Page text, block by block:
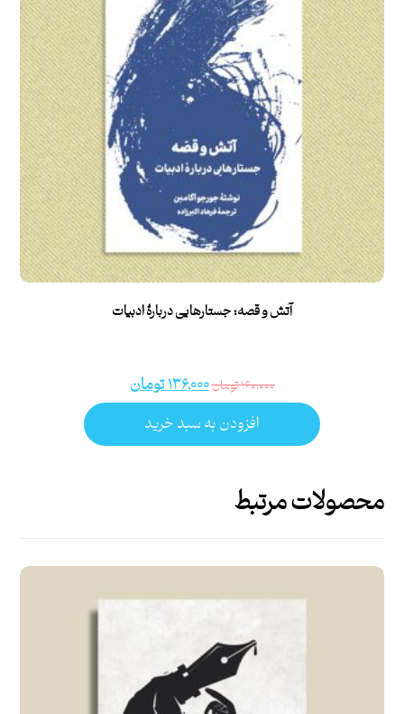
آتش و قصه: جستارهایی دربارۀ ادبیات
۱۶۰,۰۰۰تومان۱۳۶,۰۰۰تومان
افزودن به سبد خرید
محصولات مرتبط